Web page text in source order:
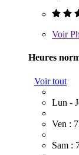
Voir
Heures
Voir tout
Lun -
Ven :
Sam :